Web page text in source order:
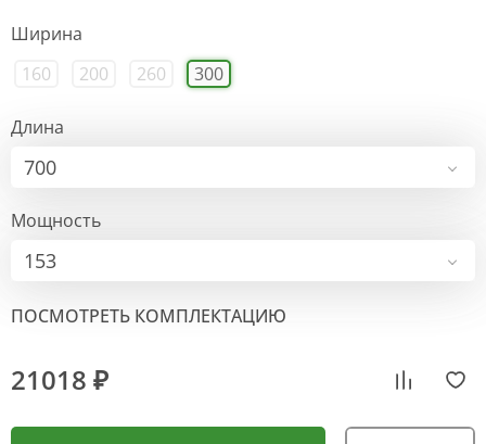
Ширина
160
200 260 300
Длина
700
Мощность
153
ПОСМОТРЕТЬ КОМПЛЕКТАЦИЮ
21018 ₽